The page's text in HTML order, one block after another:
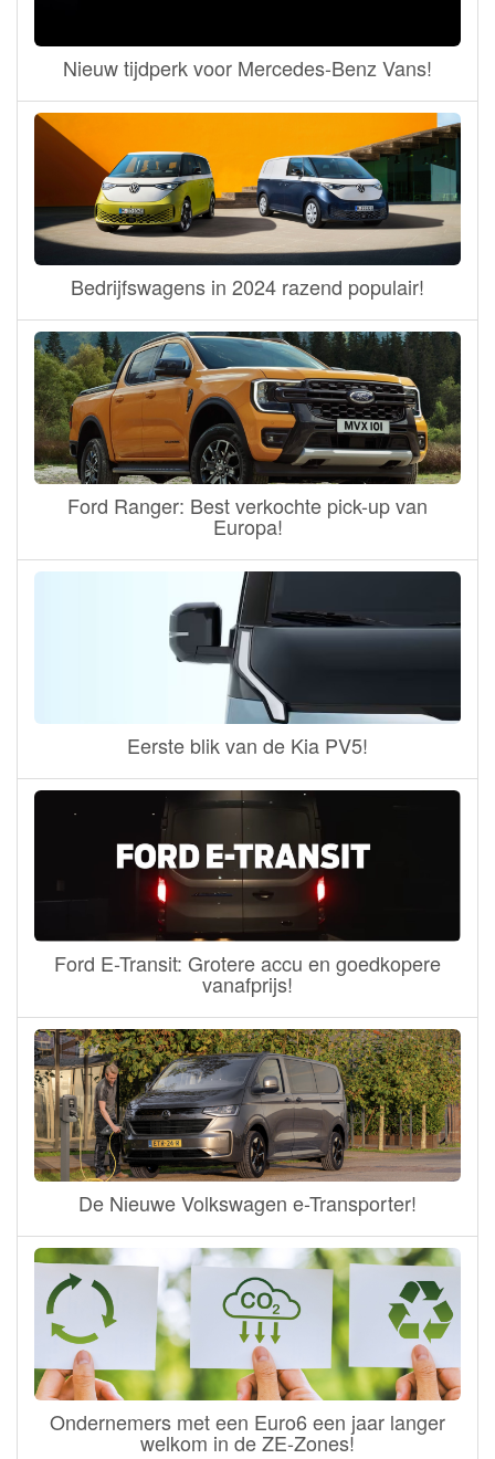
Nieuw tijdperk voor Mercedes-Benz Vans!
Bedrijfswagens in 2024 razend populair!
Ford Ranger: Best verkochte pick-up van
Europa!
Eerste blik van de Kia PV5!
Ford E-Transit: Grotere accu en goedkopere
vanafprijs!
De Nieuwe Volkswagen e-Transporter!
Ondernemers met een Euro6 een jaar langer
welkom in de ZE-Zones!